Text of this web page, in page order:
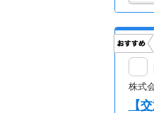
株式
【